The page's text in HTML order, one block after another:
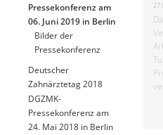
Pressekonferenz am
06. Juni 2019 in Berlin
Bilder der
Pressekonferenz
Deutscher
Zahnärztetag 2018
DGZMK-
Pressekonferenz am
24. Mai 2018 in Berlin